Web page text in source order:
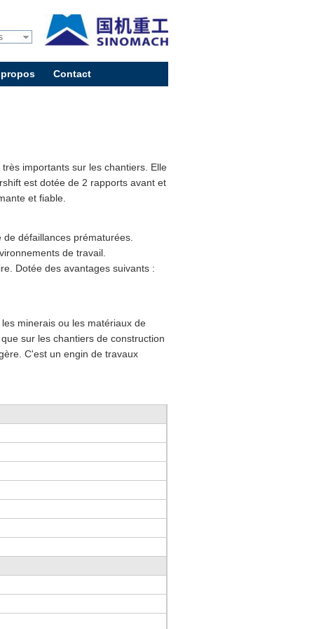
Contact
importants sur les chantiers. Elle
est dotée de 2 rapports avant et
et fiable.
défaillances prématurées.
de travail.
Dotée des avantages suivants :
minerais ou les matériaux de
sur les chantiers de construction
C'est un engin de travaux